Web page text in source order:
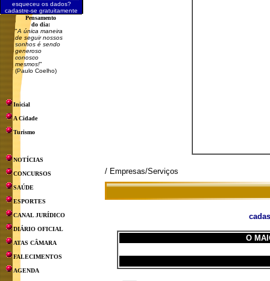
esqueceu os dados?
cadastre-se gratuitamente
Pensamento
do dia:
"A única maneira
de seguir nossos
sonhos é sendo
generoso
conosco
mesmos!"
(Paulo Coelho)
Inicial
A Cidade
Turismo
NOTÍCIAS
CONCURSOS
SAÚDE
ESPORTES
CANAL JURÍDICO
DIÁRIO OFICIAL
ATAS CÂMARA
FALECIMENTOS
AGENDA
/ Empresas/Serviços
O